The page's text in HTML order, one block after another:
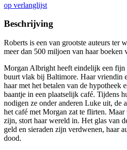
op verlanglijst
Beschrijving
Roberts is een van grootste auteurs ter
meer dan 500 miljoen van haar boeken
Morgan Albright heeft eindelijk een fijn
buurt vlak bij Baltimore. Haar vriendin
haar met het betalen van de hypotheek
baantje in een plaatselijk café. Tijdens
nodigen ze onder anderen Luke uit, de
het café met Morgan zat te flirten. Maar
zijn, stort haar wereld in. Het glas van
geld en sieraden zijn verdwenen, haar
dood.